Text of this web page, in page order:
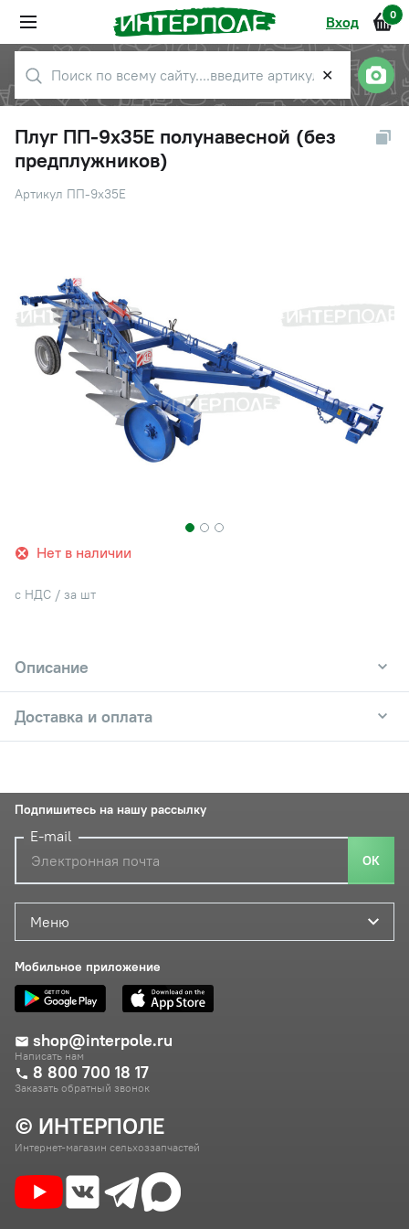
Вход 0
✕
Плуг ПП-9х35Е полунавесной (без
предплужников)
Артикул ПП-9х35Е
Нет в наличии
с НДС / за шт
Описание
Доставка и оплата
© ИНТЕРПОЛЕ
Интернет-магазин сельхоззапчастей
Меню
Мобильное приложение
shop@interpole.ru
Написать нам
8 800 700 18 17
Заказать обратный звонок
Подпишитесь на нашу рассылку
E-mail
ОК